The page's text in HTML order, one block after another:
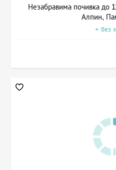
Незабравима почивка до
Алпин,
+ без